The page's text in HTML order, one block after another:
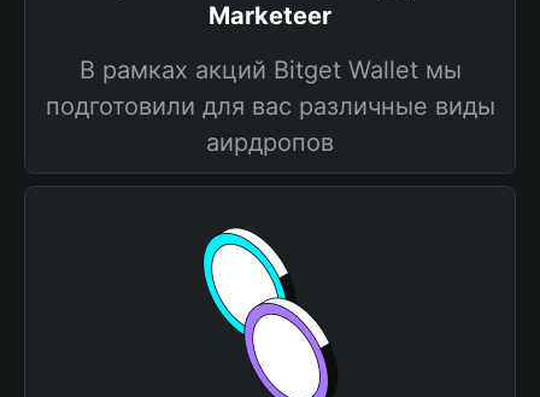
Marketeer
В рамках акций Bitget Wallet мы
подготовили для вас различные виды
аирдропов